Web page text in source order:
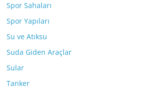
Spor Sahaları
Spor Yapıları
Su ve Atıksu
Suda Giden Araçlar
Sular
Tanker